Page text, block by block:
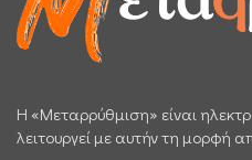
H «Μεταρρύθμιση» είναι
λειτουργεί με αυτήν τη μορφή